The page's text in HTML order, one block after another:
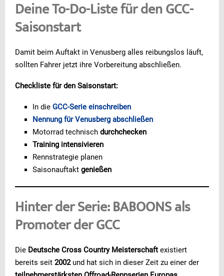
Deine To-Do-Liste für den GCC-
Saisonstart
Damit beim Auftakt in Venusberg alles reibungslos läuft,
sollten Fahrer jetzt ihre Vorbereitung abschließen.
Checkliste für den Saisonstart:
In die GCC-Serie einschreiben
Nennung für Venusberg abschließen
Motorrad technisch durchchecken
Training intensivieren
Rennstrategie planen
Saisonauftakt genießen
Hinter der Serie: BABOONS als
Promoter der GCC
Die Deutsche Cross Country Meisterschaft existiert
bereits seit 2002und hat sich in dieser Zeit zu einer der